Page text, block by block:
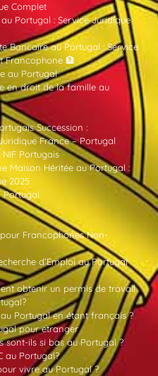
Complet
Portugal : Service Juridique
Bancaire au Portugal : Service
Francophone 🏦
au Portugal
en droit de la famille au
Succession :
France – Portugal
Portugais
Maison Héritée au Portugal :
2025
Francophones Non-
d’Emploi au Portugal
obtenir un permis de travail
Portugal en étant français ?
pour etranger
sont-ils si bas au Portugal ?
au Portugal?
vivre au Portugal ?